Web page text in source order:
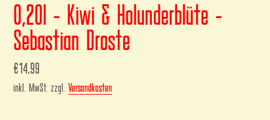
0,20l - Kiwi & Holunderblüte -
Sebastian Droste
Normaler
Preis
€14,99
inkl. MwSt. zzgl. Versandkosten